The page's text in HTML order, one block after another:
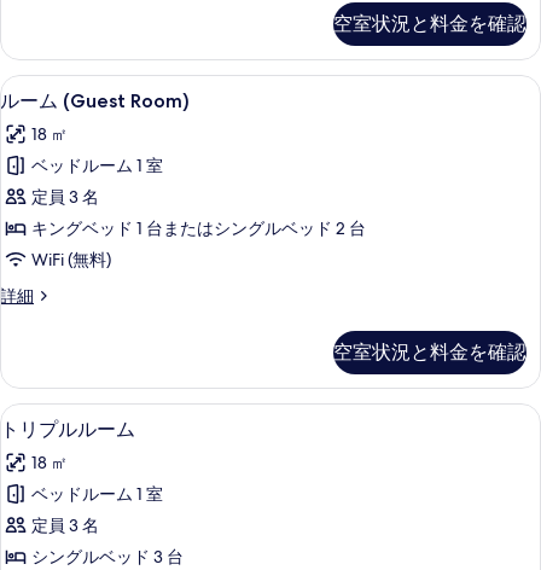
の
す
べ
て
の
写
真
を
表
る
ー
ド
ル
ム
の
細
空室状況と料金を確認
ル
ー
ム
(Guest
Room)
の
す
べ
写
真
を
表
示
す
ルーム (Guest Room) | セーフティボ
6
ルーム (Guest Room)
18 ㎡
ベッドルーム 1 室
定員 3 名
キングベッド 1 台またはシングルベッド 2 台
WiFi (無料)
詳細
ル
Room)
の
詳
空室状況と料金を確認
ト
リ
プ
ル
ル
セーフティボックス (室内)、ノート
6
トリプルルーム
18 ㎡
ベッドルーム 1 室
定員 3 名
シングルベッド 3 台